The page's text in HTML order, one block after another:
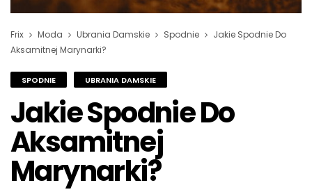
Frix Moda Ubrania Damskie Spodnie
Jakie Spodnie Do
Aksamitnej Marynarki?
SPODNIE UBRANIA DAMSKIE
Jakie Spodnie Do
Aksamitnej
Marynarki?